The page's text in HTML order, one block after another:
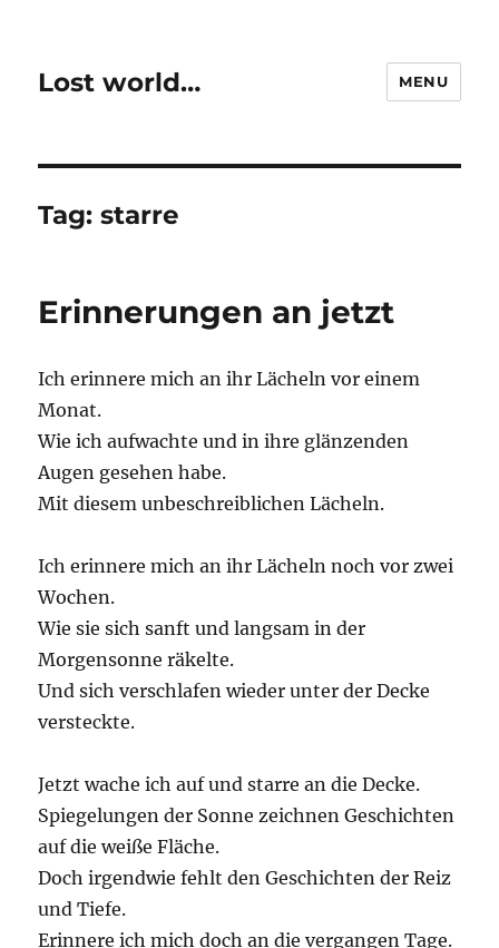
Lost world… MENU
Tag:starre
Erinnerungen an jetzt
Ich erinnere mich an ihr Lächeln vor einem
Monat.
Wie ich aufwachte und in ihre glänzenden
Augen gesehen habe.
Mit diesem unbeschreiblichen Lächeln.
Ich erinnere mich an ihr Lächeln noch vor zwei
Wochen.
Wie sie sich sanft und langsam in der
Morgensonne räkelte.
Und sich verschlafen wieder unter der Decke
versteckte.
Jetzt wache ich auf und starre an die Decke.
Spiegelungen der Sonne zeichnen Geschichten
auf die weiße Fläche.
Doch irgendwie fehlt den Geschichten der Reiz
und Tiefe.
Erinnere ich mich doch an die vergangen Tage.